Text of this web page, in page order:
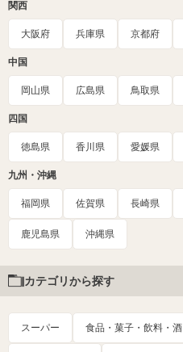
関西
大阪府 兵庫県 京都府
中国
岡山県 広島県 鳥取県
四国
徳島県 香川県 愛媛県
九州・沖縄
福岡県 佐賀県 長崎県
鹿児島県 沖縄県
カテゴリから探す
スーパー 食品・菓子・飲料・